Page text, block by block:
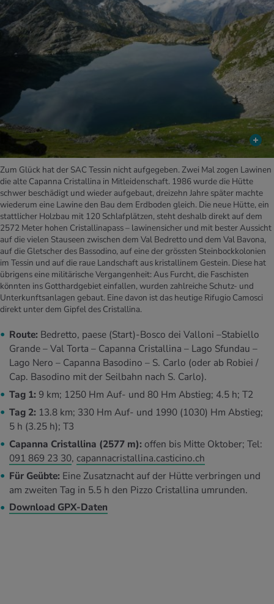
Zum Glück hat der SAC Tessin nicht aufgegeben. Zwei Mal zogen Lawinen
die alte Capanna Cristallina in Mitleidenschaft. 1986 wurde die Hütte
schwer beschädigt und wieder aufgebaut, dreizehn Jahre später machte
wiederum eine Lawine den Bau dem Erdboden gleich. Die neue Hütte, ein
stattlicher Holzbau mit 120 Schlafplätzen, steht deshalb direkt auf dem
2572 Meter hohen Cristallinapass – lawinensicher und mit bester Aussicht
auf die vielen Stauseen zwischen dem Val Bedretto und dem Val Bavona,
auf die Gletscher des Bassodino, auf eine der grössten Steinbockkolonien
im Tessin und auf die raue Landschaft aus kristallinem Gestein. Diese hat
übrigens eine militärische Vergangenheit: Aus Furcht, die Faschisten
könnten ins Gotthardgebiet einfallen, wurden zahlreiche Schutz- und
Unterkunftsanlagen gebaut. Eine davon ist das heutige Rifugio Camosci
direkt unter dem Gipfel des Cristallina.
Route: Bedretto, paese (Start)-Bosco dei Valloni –Stabiello
Grande – Val Torta – Capanna Cristallina – Lago Sfundau –
Lago Nero – Capanna Basodino – S. Carlo (oder ab Robiei /
Cap. Basodino mit der Seilbahn nach S. Carlo).
Tag 1: 9 km; 1250 Hm Auf- und 80 Hm Abstieg; 4.5 h; T2
Tag 2: 13.8 km; 330 Hm Auf- und 1990 (1030) Hm Abstieg;
5 h (3.25 h); T3
Capanna Cristallina (2577 m): offen bis Mitte Oktober; Tel:
091 869 23 30, capannacristallina.casticino.ch
Für Geübte: Eine Zusatznacht auf der Hütte verbringen und
am zweiten Tag in 5.5 h den Pizzo Cristallina umrunden.
Download GPX-Daten